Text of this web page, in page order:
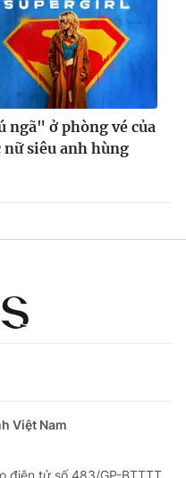
ngã" ở phòng vé của
nữ siêu anh hùng
Việt Nam
điện tử số 483/GP-BTTTT